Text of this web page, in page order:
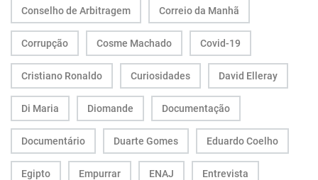
Conselho de Arbitragem Correio da Manhã
Corrupção Cosme Machado Covid-19
Cristiano Ronaldo Curiosidades David Elleray
Di Maria Diomande Documentação
Documentário Duarte Gomes Eduardo Coelho
Egipto Empurrar ENAJ Entrevista